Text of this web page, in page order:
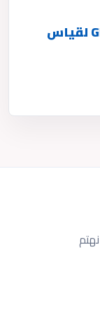
أفضل تطبيقات GPS Speedometer لقياس